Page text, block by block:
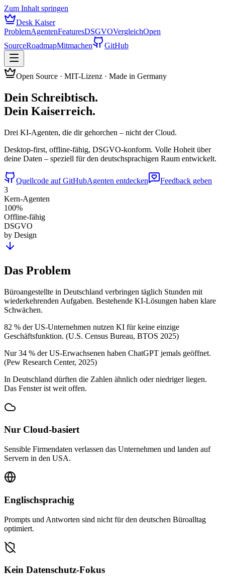
Zum Inhalt springen
Desk Kaiser
ProblemAgentenFeaturesDSGVOVergleichOpen
SourceRoadmapMitmachen GitHub
Open Source · MIT-Lizenz · Made in Germany
Dein Schreibtisch.
Dein Kaiserreich.
Drei KI-Agenten, die dir gehorchen – nicht der Cloud.
Desktop-first, offline-fähig, DSGVO-konform. Volle Hoheit über
deine Daten – speziell für den deutschsprachigen Raum entwickelt.
Quellcode auf GitHubAgenten entdecken
Feedback geben
3
Kern-Agenten
100%
Offline-fähig
DSGVO
by Design
Das Problem
Büroangestellte in Deutschland verbringen täglich Stunden mit
wiederkehrenden Aufgaben. Bestehende KI-Lösungen haben klare
Schwächen.
82 % der US-Unternehmen nutzen KI für keine einzige
Geschäftsfunktion. (U.S. Census Bureau, BTOS 2025)
Nur 34 % der US-Erwachsenen haben ChatGPT jemals geöffnet.
(Pew Research Center, 2025)
In Deutschland dürften die Zahlen ähnlich oder niedriger liegen.
Das Fenster ist weit offen.
Nur Cloud-basiert
Sensible Firmendaten verlassen das Unternehmen und landen auf
Servern in den USA.
Englischsprachig
Prompts und Antworten sind nicht für den deutschen Büroalltag
optimiert.
Kein Datenschutz-Fokus